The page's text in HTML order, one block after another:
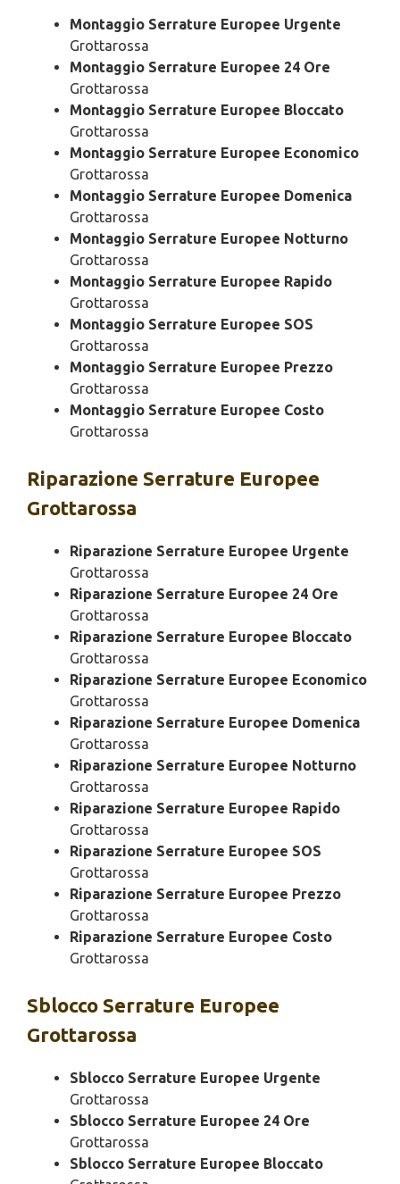
Montaggio Serrature Europee Urgente
Grottarossa
Montaggio Serrature Europee 24 Ore
Grottarossa
Montaggio Serrature Europee Bloccato
Grottarossa
Montaggio Serrature Europee Economico
Grottarossa
Montaggio Serrature Europee Domenica
Grottarossa
Montaggio Serrature Europee Notturno
Grottarossa
Montaggio Serrature Europee Rapido
Grottarossa
Montaggio Serrature Europee SOS
Grottarossa
Montaggio Serrature Europee Prezzo
Grottarossa
Montaggio Serrature Europee Costo
Grottarossa
Riparazione Serrature Europee
Grottarossa
Riparazione Serrature Europee Urgente
Grottarossa
Riparazione Serrature Europee 24 Ore
Grottarossa
Riparazione Serrature Europee Bloccato
Grottarossa
Riparazione Serrature Europee Economico
Grottarossa
Riparazione Serrature Europee Domenica
Grottarossa
Riparazione Serrature Europee Notturno
Grottarossa
Riparazione Serrature Europee Rapido
Grottarossa
Riparazione Serrature Europee SOS
Grottarossa
Riparazione Serrature Europee Prezzo
Grottarossa
Riparazione Serrature Europee Costo
Grottarossa
Sblocco Serrature Europee
Grottarossa
Sblocco Serrature Europee Urgente
Grottarossa
Sblocco Serrature Europee 24 Ore
Grottarossa
Sblocco Serrature Europee Bloccato